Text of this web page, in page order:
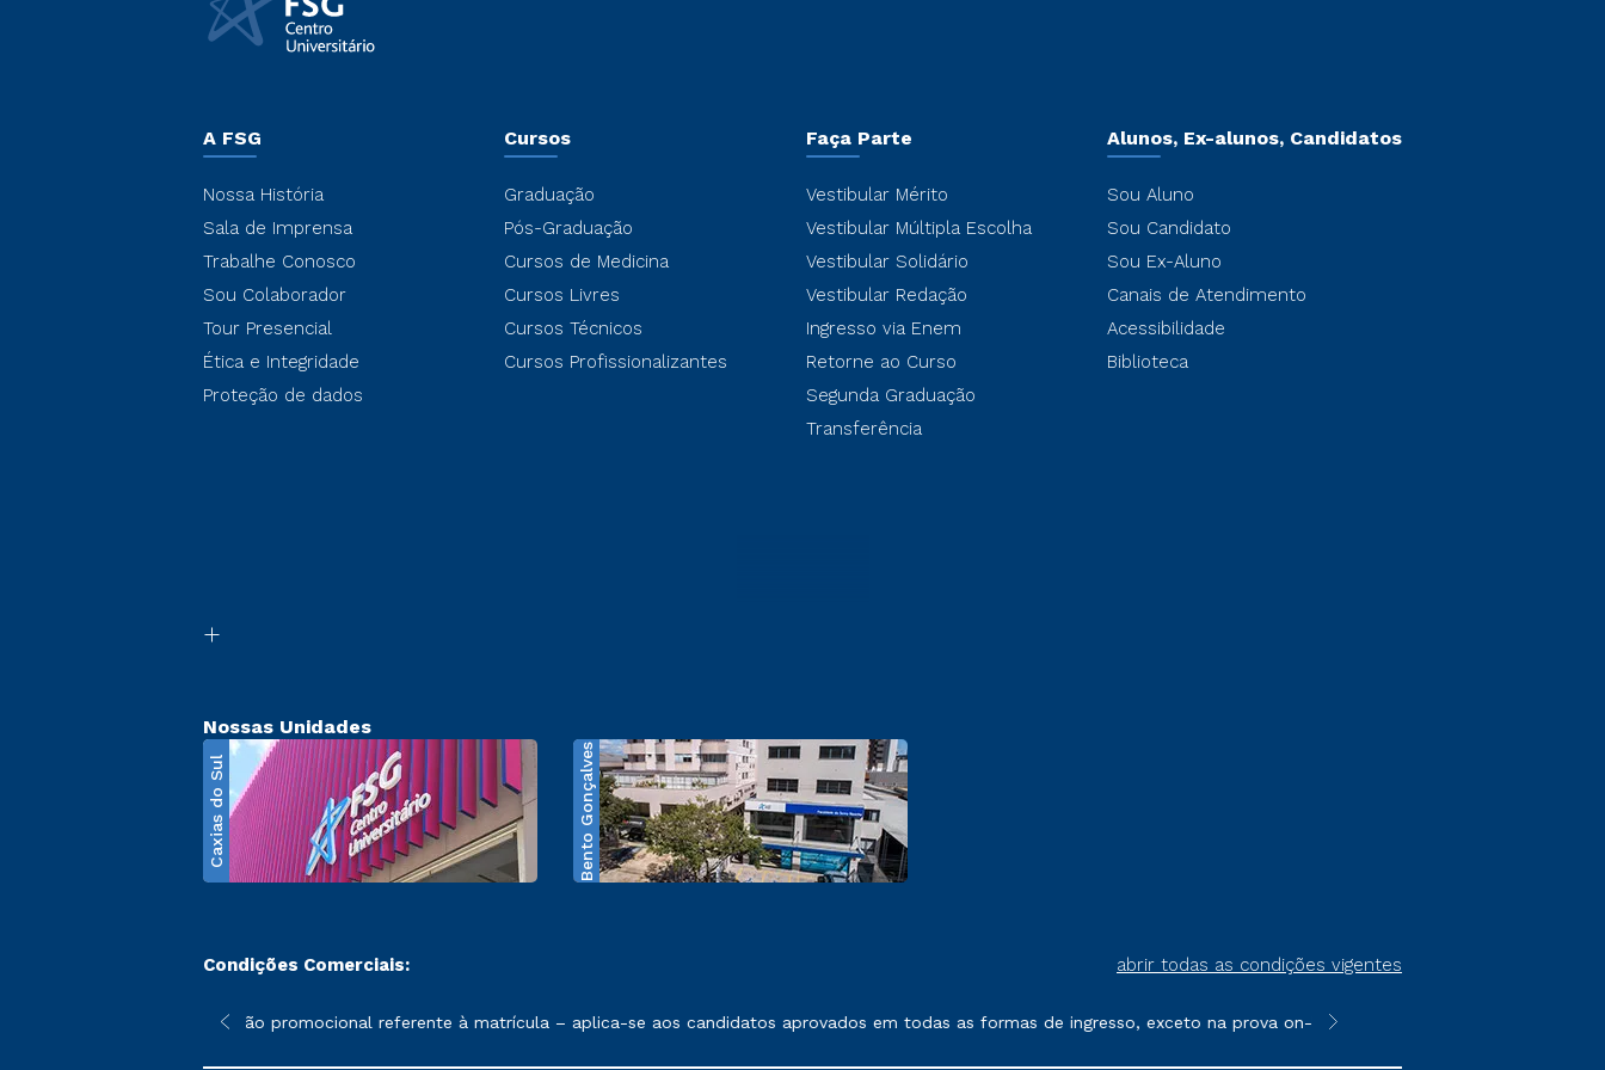
A FSG
Nossa História
Sala de Imprensa
Trabalhe Conosco
Sou Colaborador
Tour Presencial
Ética e Integridade
Proteção de dados
Cursos
Graduação
Pós-Graduação
Cursos de Medicina
Cursos Livres
Cursos Técnicos
Cursos Profissionalizantes
Faça Parte
Vestibular Mérito
Vestibular Múltipla Escolha
Vestibular Solidário
Vestibular Redação
Ingresso via Enem
Retorne ao Curso
Segunda Graduação
Transferência
Alunos, Ex-alunos, Candidatos
Sou Aluno
Sou Candidato
Sou Ex-Aluno
Canais de Atendimento
Acessibilidade
Biblioteca
Nossas Unidades
Caxias do Sul Bento Gonçalves
Condições Comerciais: abrir todas as condições vigentes
sofrer alterações nos períodos de rematrícula conforme exposto no contrato de prestação de serviços.
*A condição promocional referente à matrícula – aplica-se aos candidatos aprovados em todas as formas de ingresso, exceto na prova on-line ou agendada, que ofertam
**Semipresencial é um formato do